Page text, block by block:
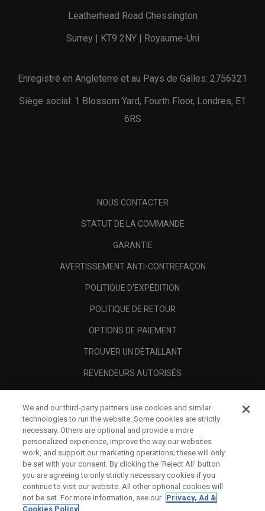
Leatherhead Road Chessington
Surrey | KT9 2NY | Royaume-Uni
Enregistré en Angleterre et au Pays de Galles: 2756321
Siège social: 1 Blossom Yard, Fourth Floor, Londres, E1
6RS
NOUS CONTACTER
STATUT DE LA COMMANDE
GARANTIE
AVERTISSEMENT ANTI-CONTREFAÇON
POLITIQUE D'EXPÉDITION
POLITIQUE DE RETOUR
OPTIONS DE PAIEMENT
TROUVER UN DÉTAILLANT
REVENDEURS AUTORISÉS
A PROPOS
MENTIONS LÉGALES
We and our third-party partners use cookies and similar
technologies to run the website. Some cookies are strictly
necessary. Others are optional and provide a more
personalized experience, improve the way our websites
work, and support our marketing operations; these will only
be set with your consent. By clicking the ‘Reject All' button
you are agreeing to only strictly necessary cookies if you
continue to visit our website. All other optional cookies will
not be set. For more information, see our Privacy, Ad &
Cookies Policy